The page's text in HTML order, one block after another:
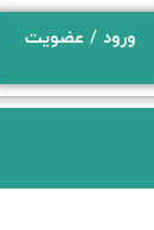
ورود / عضویت